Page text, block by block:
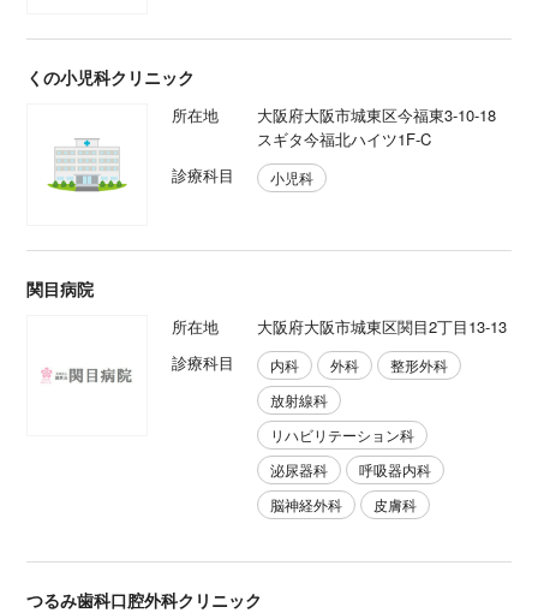
くの小児科クリニック
所在地
大阪府大阪市城東区今福東3-10-18
スギタ今福北ハイツ1F-C
診療科目
小児科
関目病院
所在地
大阪府大阪市城東区関目2丁目13-13
診療科目
内科 外科
整形外科
放射線科
リハビリテーション科
泌尿器科
呼吸器内科
脳神経外科
皮膚科
つるみ歯科口腔外科クリニック